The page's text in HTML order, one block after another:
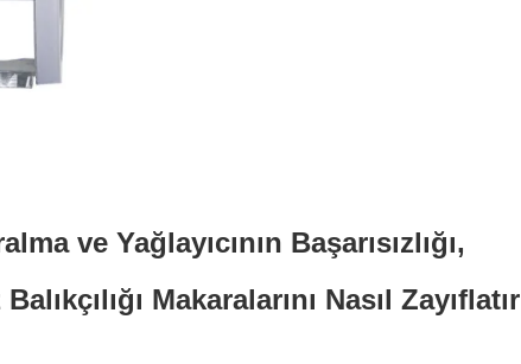
ve Yağlayıcının Başarısızlığı,
Makaralarını Nasıl Zayıflatır